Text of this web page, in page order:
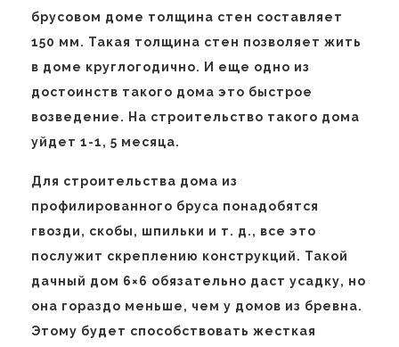
брусовом доме толщина стен составляет
150 мм. Такая толщина стен позволяет жить
в доме круглогодично. И еще одно из
достоинств такого дома это быстрое
возведение. На строительство такого дома
уйдет 1-1, 5 месяца.
Для строительства дома из
профилированного бруса понадобятся
гвозди, скобы, шпильки и т. д., все это
послужит скреплению конструкций. Такой
дачный дом 6×6 обязательно даст усадку, но
она гораздо меньше, чем у домов из бревна.
Этому будет способствовать жесткая